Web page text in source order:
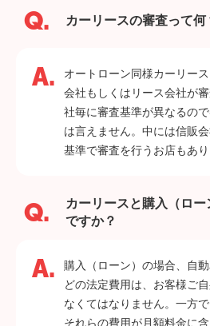
カーリースの審査って何
オートローン同様カーリー
会社もしくはリース会社が
社毎に審査基準が異なるの
は言えません。中には信販
基準で審査を行うお店もあり
カーリースと購入（ロ
ですか？
購入（ローン）の場合、自
どの法定費用は、お客様ご
なくてはなりません。一方
それらの費用が月額料金に含